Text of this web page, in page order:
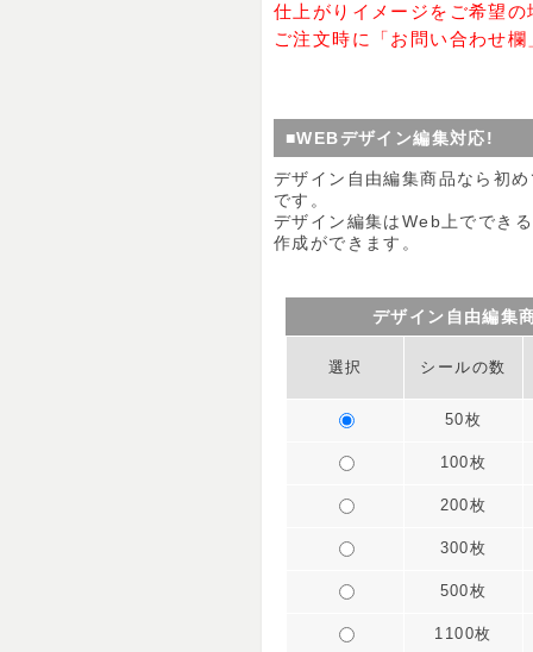
仕上がりイメージをご希望の
ご注文時に「お問い合わせ
■WEBデザイン編集対応!
デザイン自由編集商品なら初
です。
デザイン編集はWeb上ででき
作成ができます。
デザイン自由編集
選択 シールの数
50枚
100枚
200枚
300枚
500枚
1100枚